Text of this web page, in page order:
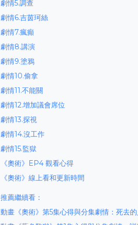
劇情5.調查
劇情6.吉茵珂絲
劇情7.瘋癲
劇情8.講演
劇情9.塗鴉
劇情10.偷拿
劇情11.不能關
劇情12.增加議會席位
劇情13.探視
劇情14.沒工作
劇情15.監獄
《奧術》EP4 觀看心得
《奧術》線上看和更新時間
推薦繼續看：
動畫《奧術》第5集心得與分集劇情：死去